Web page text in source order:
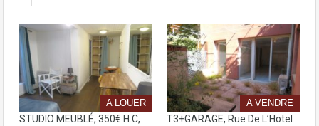
A LOUER
STUDIO MEUBLÉ, 350€ H.C,
A VENDRE
T3+GARAGE, Rue De L’Hotel